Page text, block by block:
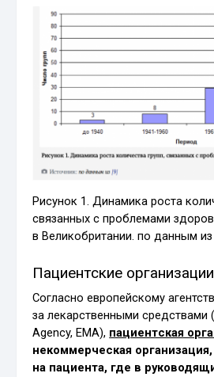
Рисунок 1. Динамика роста
связанных с проблемами
в Великобритании. по данным из
Пациентские
Согласно европейскому
за лекарственными средствами
Agency, EMA), пациентская
некоммерческая
на пациента, где в